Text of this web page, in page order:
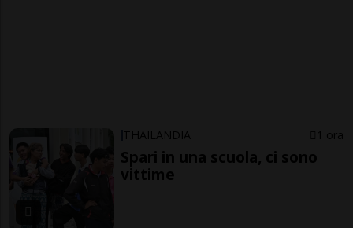
THAILANDIA 1 ora
Spari in una scuola, ci sono
vittime